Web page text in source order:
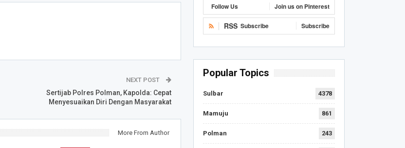
NEXT POST
Sertijab Polres Polman, Kapolda: Cepat
Menyesuaikan Diri Dengan Masyarakat
More From Author
Follow Us Join us on Pinterest
RSS Subscribe Subscribe
Popular Topics
Sulbar 4378
Mamuju 861
Polman 243